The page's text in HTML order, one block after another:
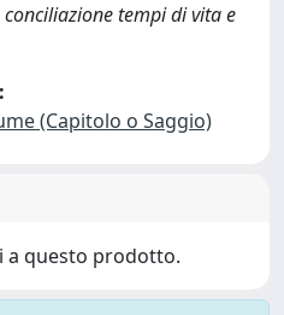
tempi di vita e
(Capitolo o Saggio)
a questo prodotto.